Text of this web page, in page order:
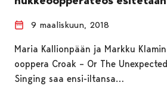
9 maaliskuun, 2018
Maria Kallionpään ja Markku
ooppera Croak – Or The
Singing saa ensi-iltansa…